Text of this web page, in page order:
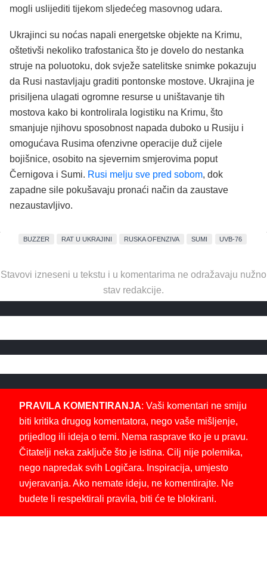
mogli uslijediti tijekom sljedećeg masovnog udara.
Ukrajinci su noćas napali energetske objekte na Krimu,
oštetivši nekoliko trafostanica što je dovelo do nestanka
struje na poluotoku, dok svježe satelitske snimke pokazuju
da Rusi nastavljaju graditi pontonske mostove. Ukrajina je
prisiljena ulagati ogromne resurse u uništavanje tih
mostova kako bi kontrolirala logistiku na Krimu, što
smanjuje njihovu sposobnost napada duboko u Rusiju i
omogućava Rusima ofenzivne operacije duž cijele
bojišnice, osobito na sjevernim smjerovima poput
Černigova i Sumi. Rusi melju sve pred sobom, dok
zapadne sile pokušavaju pronaći način da zaustave
nezaustavljivo.
BUZZER RAT U UKRAJINI RUSKA OFENZIVA SUMI UVB-76
Stavovi izneseni u tekstu i u komentarima ne odražavaju nužno
stav redakcije.
PRAVILA KOMENTIRANJA: Vaši komentari ne smiju
biti kritika drugog komentatora, nego vaše mišljenje,
prijedlog ili ideja o temi. Nema rasprave tko je u pravu.
Čitatelji neka zaključe što je istina. Cilj nije polemika,
nego napredak svih Logičara. Inspiracija, umjesto
uvjeravanja. Ako nemate ideju, ne komentirajte. Ne
budete li respektirali pravila, biti će te blokirani.